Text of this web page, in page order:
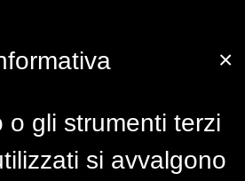
×
o gli strumenti terzi
si avvalgono